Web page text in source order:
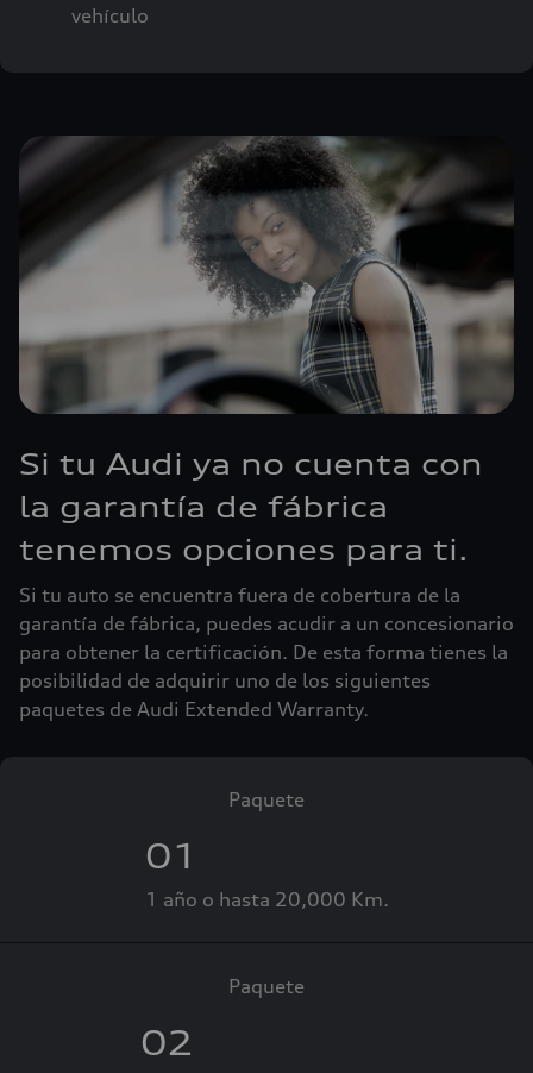
vehículo
Si tu Audi ya no cuenta con
la garantía de fábrica
tenemos opciones para ti.
Si tu auto se encuentra fuera de cobertura de la
garantía de fábrica, puedes acudir a un concesionario
para obtener la certificación. De esta forma tienes la
posibilidad de adquirir uno de los siguientes
paquetes de Audi Extended Warranty.
Paquete
01
1 año o hasta 20,000 Km.
Paquete
02